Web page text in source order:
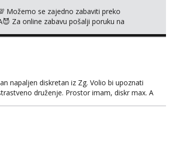
Možemo se zajedno zabaviti preko
Za online zabavu pošalji poruku na
napaljen diskretan iz Zg. Volio bi upoznati
druženje. Prostor imam, diskr max. A